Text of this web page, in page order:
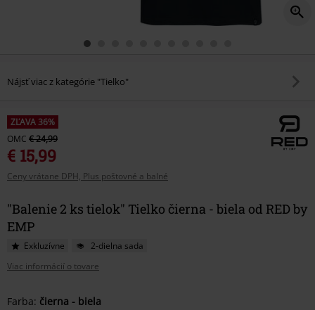
Nájsť viac z kategórie "Tielko"
ZĽAVA 36%
OMC € 24,99
€ 15,99
Ceny vrátane DPH, Plus poštovné a balné
"Balenie 2 ks tielok" Tielko čierna - biela od RED by
EMP
Exkluzívne
2-dielna sada
Viac informácií o tovare
Vyberte
Farba: čierna - biela